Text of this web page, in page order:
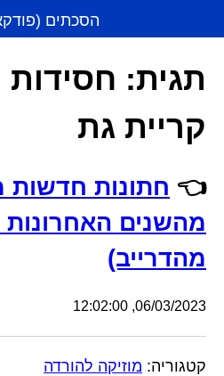
הסכתים
תגית:
קריית גת
👈 חתונות חדשות
מהשנים האחרונות
מהדרייב)
06/03/2023, 12:02:00
קטגוריה: מוזיקה להורדה